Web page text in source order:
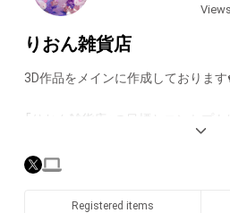
Views
りおん雑貨店
3D作品をメインに作成しております
「りおん雑貨店」の目標とコンセプト
NFTの作品やメタバース空間も、こ
Registered items